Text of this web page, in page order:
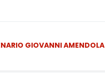
GIOVANNI AMENDOLA